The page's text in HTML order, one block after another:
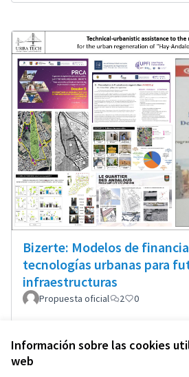
Información sobre las cookies
web
Bizerte: Modelos de
tecnologías urbanas para
infraestructuras
Propuesta oficial 2 0
Términos y condiciones de uso